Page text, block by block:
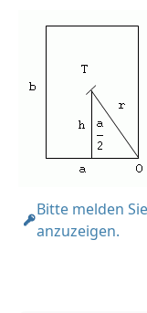
Bitte melden
anzuzeigen.